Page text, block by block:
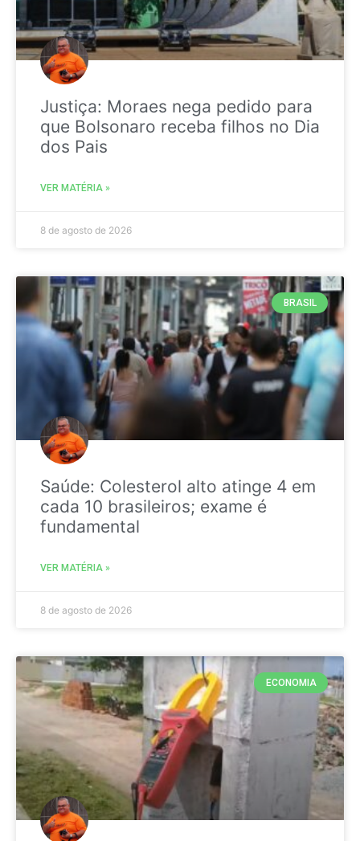
Justiça: Moraes nega pedido para
que Bolsonaro receba filhos no Dia
dos Pais
VER MATÉRIA »
8 de agosto de 2026
BRASIL
Saúde: Colesterol alto atinge 4 em
cada 10 brasileiros; exame é
fundamental
VER MATÉRIA »
8 de agosto de 2026
ECONOMIA